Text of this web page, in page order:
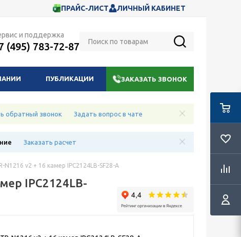
ПРАЙС-ЛИСТ ЛИЧНЫЙ КАБИНЕТ
и поддержка
(495) 783-72-87
ПУБЛИКАЦИИ ЗАКАЗАТЬ ЗВОНОК
обратный звонок Задать вопрос в чате
Заказать расчет
v2 + 16 камер IPC2124LB-SF28-A
IPC2124LB-